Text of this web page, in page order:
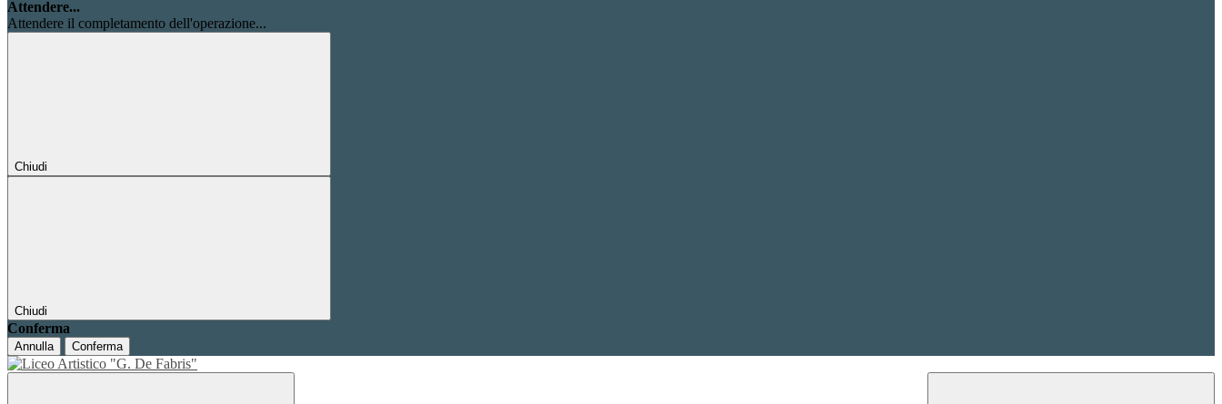
Attendere...
Attendere il completamento dell'operazione...
Chiudi
Chiudi
Conferma
Annulla Conferma